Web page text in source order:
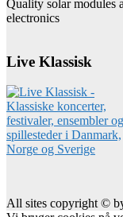
Quality solar modules
electronics
Live Klassisk
All sites copyright ©